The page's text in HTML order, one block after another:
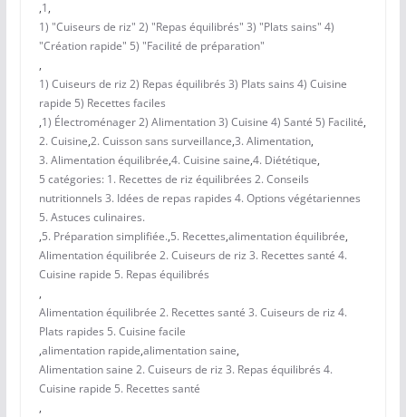
,1,
1) "Cuiseurs de riz" 2) "Repas équilibrés" 3) "Plats sains" 4)
"Création rapide" 5) "Facilité de préparation"
,
1) Cuiseurs de riz 2) Repas équilibrés 3) Plats sains 4) Cuisine
rapide 5) Recettes faciles
,1) Électroménager 2) Alimentation 3) Cuisine 4) Santé 5) Facilité,
2. Cuisine,2. Cuisson sans surveillance,3. Alimentation,
3. Alimentation équilibrée,4. Cuisine saine,4. Diététique,
5 catégories: 1. Recettes de riz équilibrées 2. Conseils
nutritionnels 3. Idées de repas rapides 4. Options végétariennes
5. Astuces culinaires.
,5. Préparation simplifiée.,5. Recettes,alimentation équilibrée,
Alimentation équilibrée 2. Cuiseurs de riz 3. Recettes santé 4.
Cuisine rapide 5. Repas équilibrés
,
Alimentation équilibrée 2. Recettes santé 3. Cuiseurs de riz 4.
Plats rapides 5. Cuisine facile
,alimentation rapide,alimentation saine,
Alimentation saine 2. Cuiseurs de riz 3. Repas équilibrés 4.
Cuisine rapide 5. Recettes santé
,